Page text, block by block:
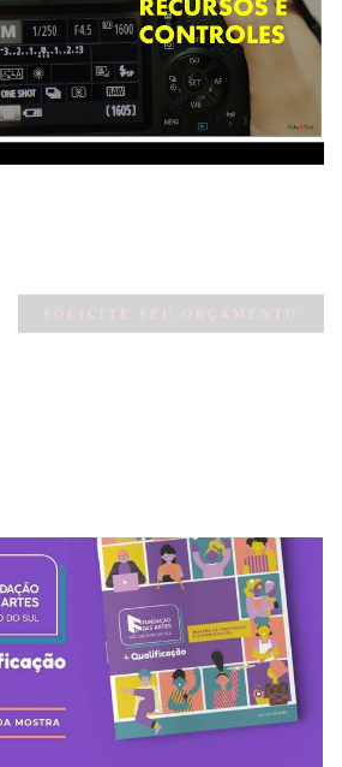
SOLICITE SEU ORÇAMENTO